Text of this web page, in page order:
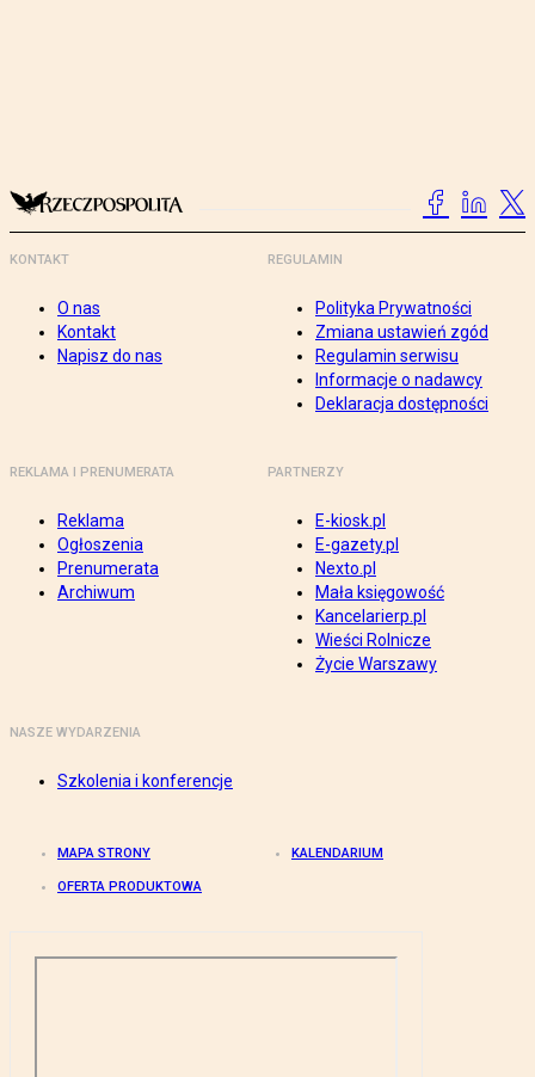
KONTAKT
O nas
Kontakt
Napisz do nas
REGULAMIN
Polityka Prywatności
Zmiana ustawień zgód
Regulamin serwisu
Informacje o nadawcy
Deklaracja dostępności
REKLAMA I PRENUMERATA
Reklama
Ogłoszenia
Prenumerata
Archiwum
PARTNERZY
E-kiosk.pl
E-gazety.pl
Nexto.pl
Mała księgowość
Kancelarierp.pl
Wieści Rolnicze
Życie Warszawy
NASZE WYDARZENIA
Szkolenia i konferencje
MAPA STRONY KALENDARIUM
OFERTA PRODUKTOWA